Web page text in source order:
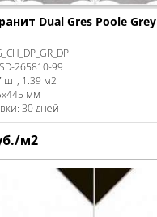
Dual Gres Poole Grey
SD-265810-99
шт, 1.39 м2
мм
30 дней
/м2